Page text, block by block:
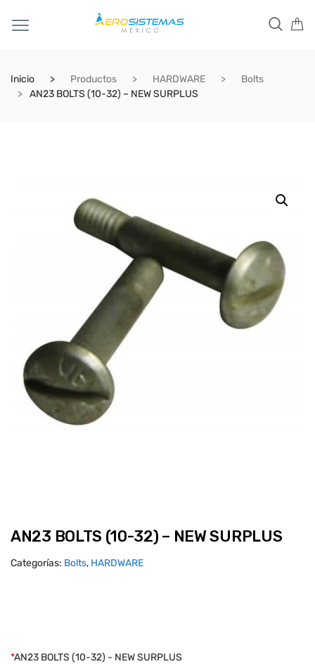
Inicio Productos HARDWARE
Bolts
AN23 BOLTS (10-32) – NEW SURPLUS
AN23 BOLTS (10-32) – NEW SURPLUS
Categorías: Bolts, HARDWARE
*AN23 BOLTS (10-32) - NEW SURPLUS